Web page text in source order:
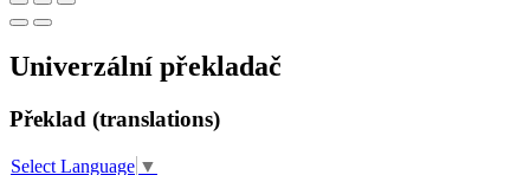
Univerzální překladač
Překlad (translations)
Select Language ▼